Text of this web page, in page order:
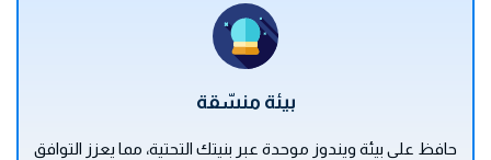
بيئة منسّقة
حافظ على بيئة ويندوز موحدة عبر بنيتك التحتية، مما يعزز التوافق